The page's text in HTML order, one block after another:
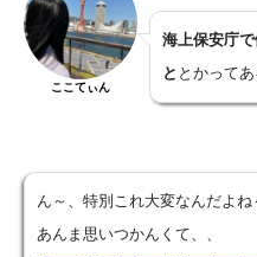
ここてぃん
海上保安庁
と とかってあ
ん～、特別これ大変なんだよね
あんま思いつかんくて、、